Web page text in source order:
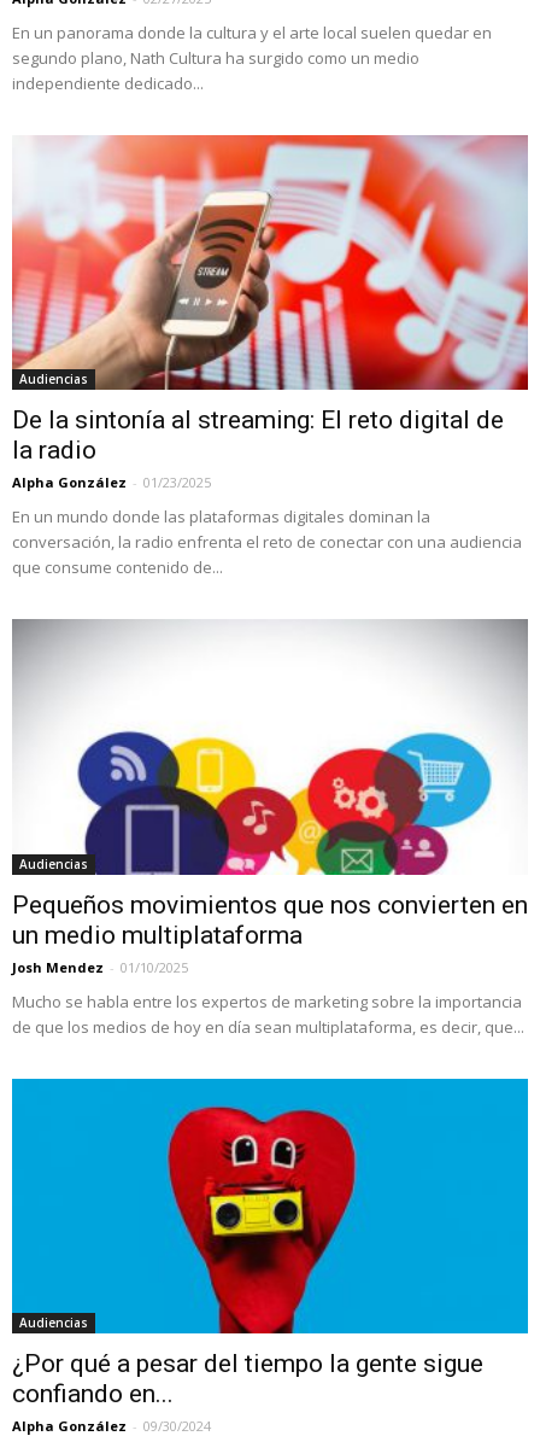
En un panorama donde la cultura y el arte local suelen quedar en
segundo plano, Nath Cultura ha surgido como un medio
independiente dedicado...
Audiencias
De la sintonía al streaming: El reto digital de
la radio
Alpha González - 01/23/2025
En un mundo donde las plataformas digitales dominan la
conversación, la radio enfrenta el reto de conectar con una audiencia
que consume contenido de...
Audiencias
Pequeños movimientos que nos convierten en
un medio multiplataforma
Josh Mendez - 01/10/2025
Mucho se habla entre los expertos de marketing sobre la importancia
de que los medios de hoy en día sean multiplataforma, es decir, que...
Audiencias
¿Por qué a pesar del tiempo la gente sigue
confiando en...
Alpha González - 09/30/2024